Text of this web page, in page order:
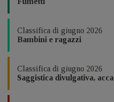
Classifica di giugno 2026
Bambini e ragazzi
Classifica di giugno 2026
Saggistica divulgativa,